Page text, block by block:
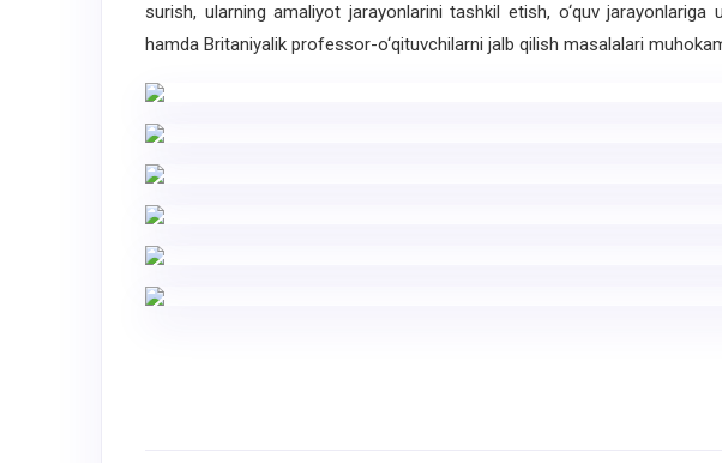
surish, ularning amaliyot jarayonlarini tashkil etish, o‘quv jarayonlariga
hamda Britaniyalik professor-o‘qituvchilarni jalb qilish masalalari